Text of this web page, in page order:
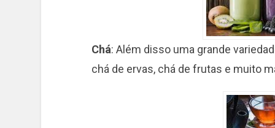
Chá: Além disso uma grande
chá de ervas, chá de frutas e muito